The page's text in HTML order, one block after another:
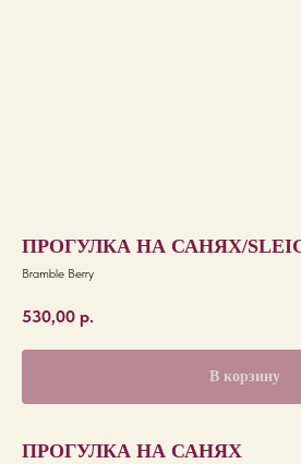
ПРОГУЛКА НА САНЯХ/
Bramble Berry
530,00 р.
В корзину
ПРОГУЛКА НА САНЯХ